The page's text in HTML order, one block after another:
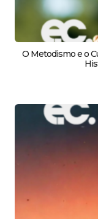
O Metodismo e o